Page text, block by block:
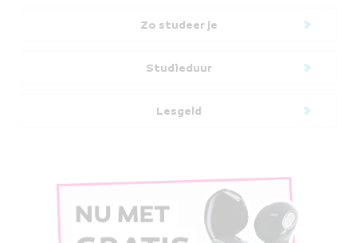
Zo studeer je
Studieduur
Lesgeld